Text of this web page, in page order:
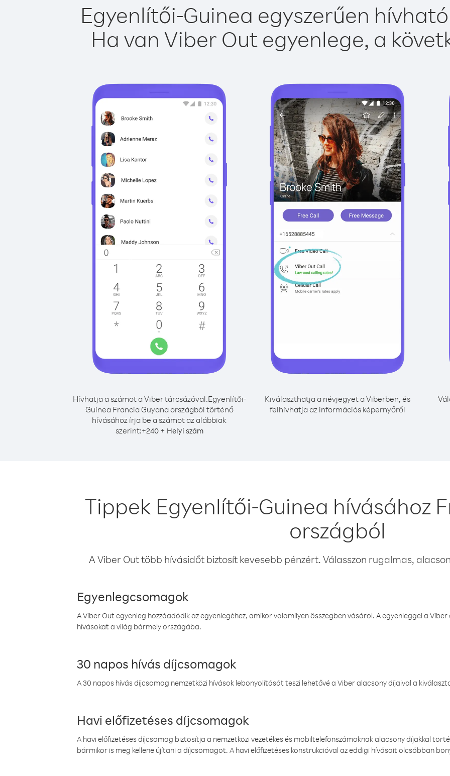
Egyenlítői-Guinea egyszerűen
Ha van Viber Out egyenlege, a
Hívhatja a számot a Viber tárcsázóval.Egyenlítői-
Guinea Francia Guyana országból történő
hívásához írja be a számot az alábbiak
szerint:+240+ Helyi szám
Kiválaszthatja a névjegyet a Viberben, és
felhívhatja az információs képernyőről
Tippek Egyenlítői-Guinea hívásához
országból
A Viber Out több hívásidőt biztosít kevesebb pénzért. Válasszon rugalmas,
Egyenlegcsomagok
A Viber Out egyenleg hozzáadódik az egyenlegéhez, amikor valamilyen összegben vásárol. A egyenleggel a
hívásokat a világ bármely országába.
30 napos hívás díjcsomagok
A 30 napos hívás díjcsomag nemzetközi hívások lebonyolítását teszi lehetővé a Viber alacsony díjaival a
Havi előfizetéses díjcsomagok
A havi előfizetéses díjcsomag biztosítja a nemzetközi vezetékes és mobiltelefonszámoknak alacsony díjakkal
bármikor is meg kellene újítani a díjcsomagot. A havi előfizetéses konstrukcióval az eddigi hívásait olcsóbban